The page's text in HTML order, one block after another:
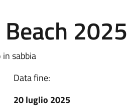
2025
sabbia
Data fine:
20 luglio 2025